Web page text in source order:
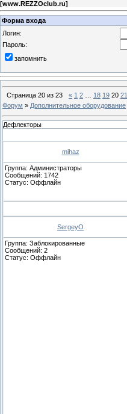
[www.REZZOclub.ru]
Форма входа
Логин:
Пароль:
запомнить
Страница 20 из 23 « 1 2 18 19 20 21
Форум » Дополнительное оборудование
Дефлекторы
mihaz
Группа: Администраторы
Сообщений: 1742
Статус: Оффлайн
SergeyO
Группа: Заблокированные
Сообщений: 2
Статус: Оффлайн